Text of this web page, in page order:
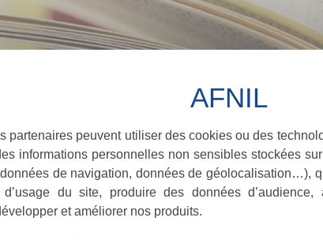
IBM
partenaires peuvent utiliser des cookies ou des
informations personnelles non sensibles stockées
de navigation, données de géolocalisation…),
d’usage du site, produire des données d’audience,
et améliorer nos produits.